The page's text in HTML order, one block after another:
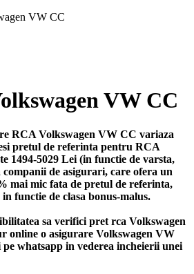
VW CC
VW CC
RCA Volkswagen VW CC variaza
pretul de referinta pentru RCA
1494-5029 Lei (in functie de varsta,
companii de asigurari, care ofera un
mai mic fata de pretul de referinta,
functie de clasa bonus-malus.
sa verifici pret rca Volkswagen
online o asigurare Volkswagen VW
pe whatsapp in vederea incheierii unei